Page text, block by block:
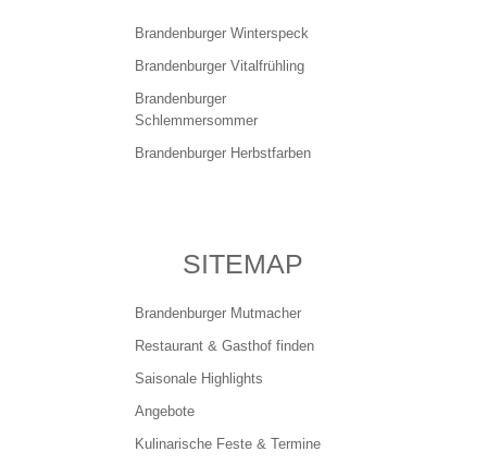
Mitglied werden
Ansprechpartner
Datenschutz
Brandenburger Winterspeck
Brandenburger Vitalfrühling
Brandenburger
Schlemmersommer
Brandenburger Herbstfarben
SITEMAP
Brandenburger Mutmacher
Restaurant & Gasthof finden
Saisonale Highlights
Angebote
Kulinarische Feste & Termine